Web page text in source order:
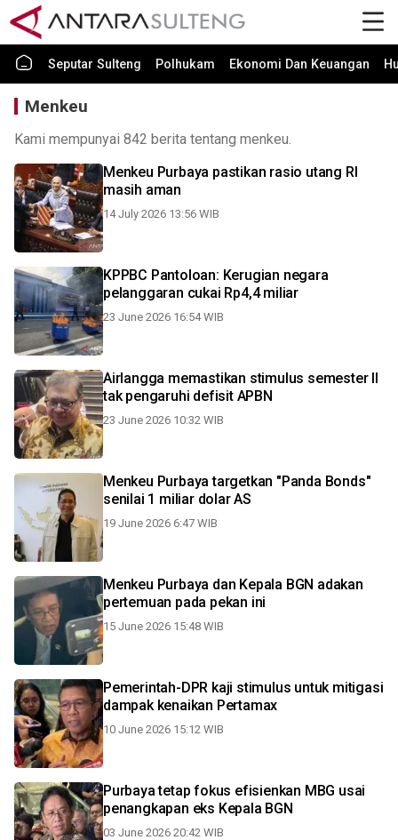
Seputar Sulteng Polhukam Ekonomi Dan Keuangan
Menkeu
Kami mempunyai 842 berita tentang menkeu.
Menkeu Purbaya pastikan rasio utang RI
masih aman
14 July 2026 13:56 WIB
KPPBC Pantoloan: Kerugian negara
pelanggaran cukai Rp4,4 miliar
23 June 2026 16:54 WIB
Airlangga memastikan stimulus semester II
tak pengaruhi defisit APBN
23 June 2026 10:32 WIB
Menkeu Purbaya targetkan "Panda Bonds"
senilai 1 miliar dolar AS
19 June 2026 6:47 WIB
Menkeu Purbaya dan Kepala BGN adakan
pertemuan pada pekan ini
15 June 2026 15:48 WIB
Pemerintah-DPR kaji stimulus untuk mitigasi
dampak kenaikan Pertamax
10 June 2026 15:12 WIB
Purbaya tetap fokus efisienkan MBG usai
penangkapan eks Kepala BGN
03 June 2026 20:42 WIB